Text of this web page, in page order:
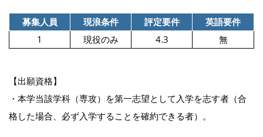
募集人員 現浪条件 評定要件
英語要件
1
現役のみ 4.3 無
【出願資格】
・本学当該学科（専攻）を第一志望として入学を志す者（合
格した場合、必ず入学することを確約できる者）。